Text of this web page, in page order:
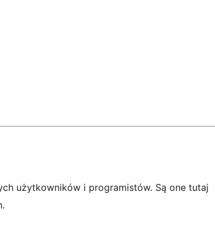
użytkowników i programistów. Są one tutaj